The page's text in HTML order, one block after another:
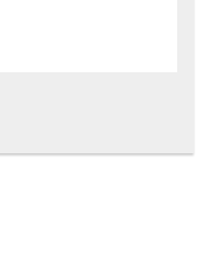
đáng để Quý khách
biến rộng rãi đến mọi